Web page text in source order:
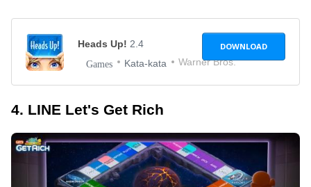
Heads Up! 2.4
Games Kata-kata Warner Bros.
DOWNLOAD
4. LINE Let's Get Rich